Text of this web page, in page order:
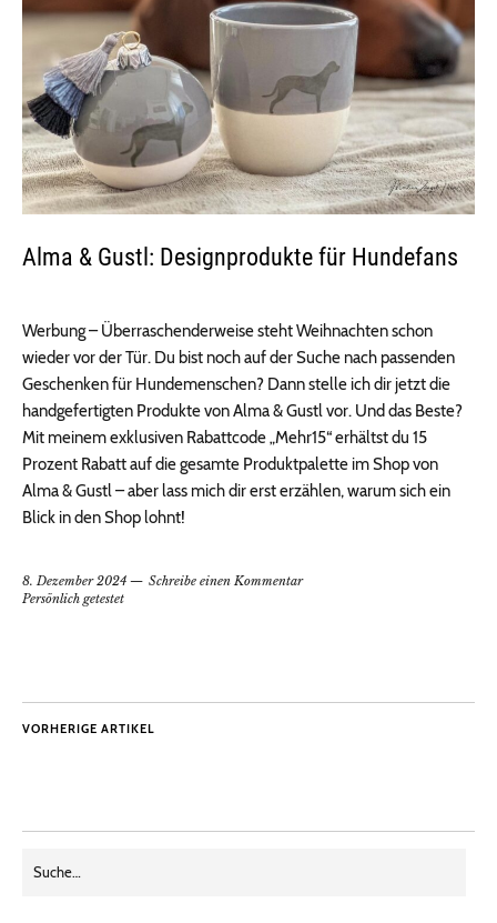
Alma & Gustl: Designprodukte für Hundefans
Werbung – Überraschenderweise steht Weihnachten schon
wieder vor der Tür. Du bist noch auf der Suche nach passenden
Geschenken für Hundemenschen? Dann stelle ich dir jetzt die
handgefertigten Produkte von Alma & Gustl vor. Und das Beste?
Mit meinem exklusiven Rabattcode „Mehr15“ erhältst du 15
Prozent Rabatt auf die gesamte Produktpalette im Shop von
Alma & Gustl – aber lass mich dir erst erzählen, warum sich ein
Blick in den Shop lohnt!
8. Dezember 2024
Schreibe einen Kommentar
Persönlich getestet
VORHERIGE ARTIKEL